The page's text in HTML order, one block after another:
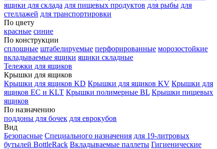
ящики для склада для пищевых продуктов для рыбы для
стеллажей для транспортировки
По цвету
красные синие
По конструкции
сплошные штабелируемые перфорированные морозостойкие
вкладываемые ящики ящики складные
Тележки для ящиков
Крышки для ящиков
Крышки для ящиков KD Крышки для ящиков KV Крышки для
ящиков EC и KLT Крышки полимерные BL Крышки пищевых
ящиков
По назначению
поддоны для бочек для еврокубов
Вид
Безопасные Специального назначения для 19-литровых
бутылей BottleRack Вкладываемые паллеты Гигиенические